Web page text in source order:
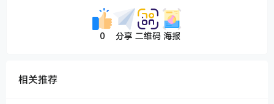
0 分享 二维码 海报
相关推荐